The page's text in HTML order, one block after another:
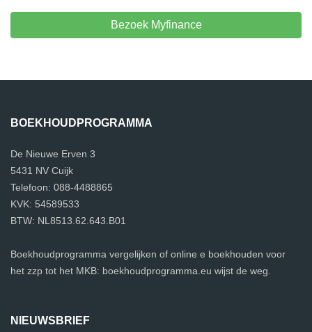
Bezoek Myfinance
BOEKHOUDPROGRAMMA
De Nieuwe Erven 3
5431 NV Cuijk
Telefoon: 088-4488865
KVK: 54589533
BTW: NL8513.62.643.B01
Boekhoudprogramma vergelijken of online e boekhouden voor
het zzp tot het MKB: boekhoudprogramma.eu wijst de weg.
NIEUWSBRIEF